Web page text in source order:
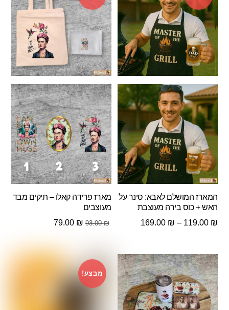
המארז המושלם לאבא: סינר על
האש + כוס בירה מעוצבת
119.00 ₪
–
169.00 ₪
עד
⁦169.00 ₪⁩
מארז פרידה קאלו – תיקים מבד
מעוצבים
93.00₪
המחיר
93.00 ₪.
79.00 ₪
המחיר
הוא:
מבצע!